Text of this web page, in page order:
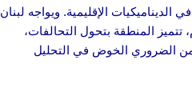
الإقليمية. ويواجه لبنان
المنطقة بتحول التحالفات،
من الضروري الخوض في التحليل